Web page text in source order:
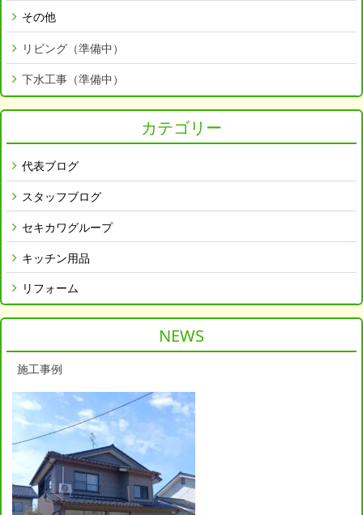
その他
リビング（準備中）
下水工事（準備中）
カテゴリー
代表ブログ
スタッフブログ
セキカワグループ
キッチン用品
リフォーム
NEWS
施工事例